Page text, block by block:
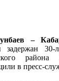
–
задержан 30-
в пресс-